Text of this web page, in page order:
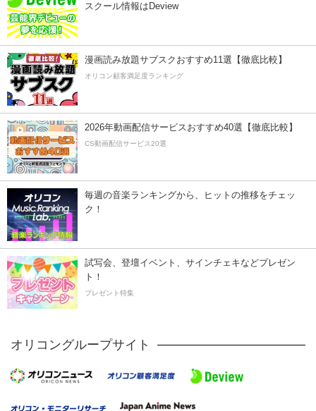
スクール情報はDeview
漫画読み放題サブスクおすすめ11選【徹底比較】
オリコン顧客満足度ランキング
2026年動画配信サービスおすすめ40選【徹底比較】
CS動画配信サービス20選
毎週の音楽ランキングから、ヒットの推移をチェッ
ク！
試写会、登壇イベント、サインチェキなどプレゼン
ト！
プレゼント特集
オリコングループサイト